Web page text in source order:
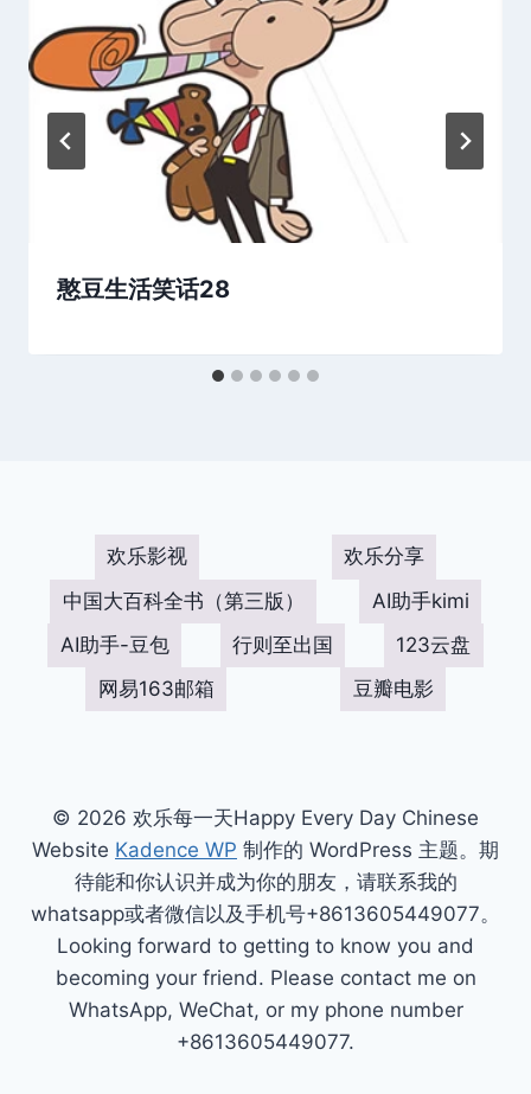
憨豆生活笑话28
欢乐影视
欢乐分享
中国大百科全书（第三版）
AI助手kimi
AI助手-豆包
行则至出国
123云盘
网易163邮箱
豆瓣电影
© 2026 欢乐每一天Happy Every Day Chinese
Website Kadence WP 制作的 WordPress 主题。期
待能和你认识并成为你的朋友，请联系我的
whatsapp或者微信以及手机号+8613605449077。
Looking forward to getting to know you and
becoming your friend. Please contact me on
WhatsApp, WeChat, or my phone number
+8613605449077.